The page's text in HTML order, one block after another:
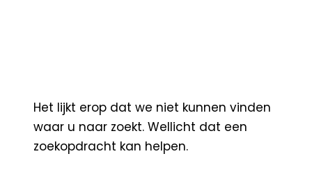
Het lijkt erop dat we niet kunnen vinden
waar u naar zoekt. Wellicht dat een
zoekopdracht kan helpen.